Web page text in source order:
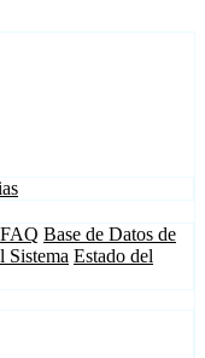
FAQ Base de Datos de
Sistema Estado del